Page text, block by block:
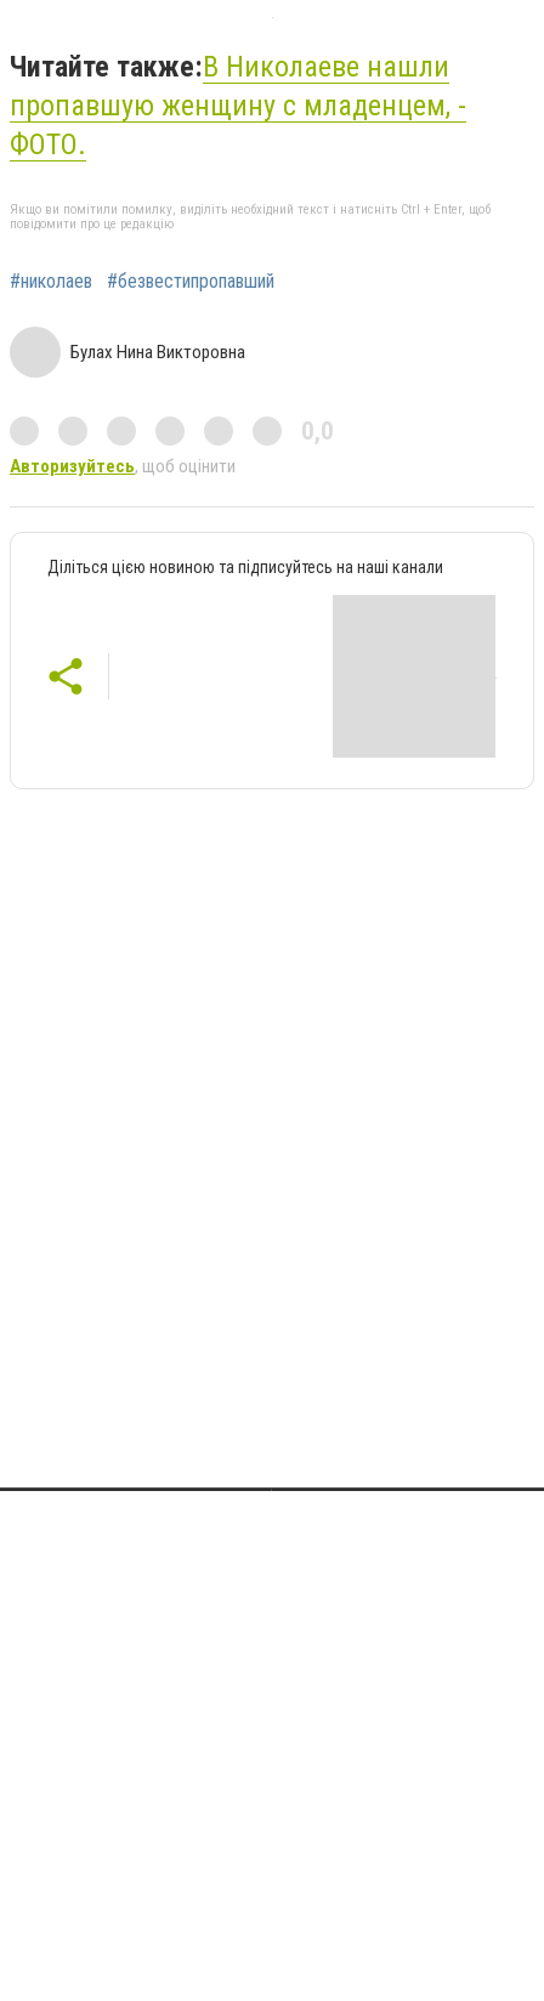
Читайте также:В Николаеве нашли
пропавшую женщину с младенцем, -
ФОТО.
Якщо ви помітили помилку, виділіть необхідний текст і натисніть Ctrl + Enter, щоб
повідомити про це редакцію
#николаев #безвестипропавший
Булах Нина Викторовна
0,0
Авторизуйтесь, щоб оцінити
Діліться цією новиною та підписуйтесь на наші канали